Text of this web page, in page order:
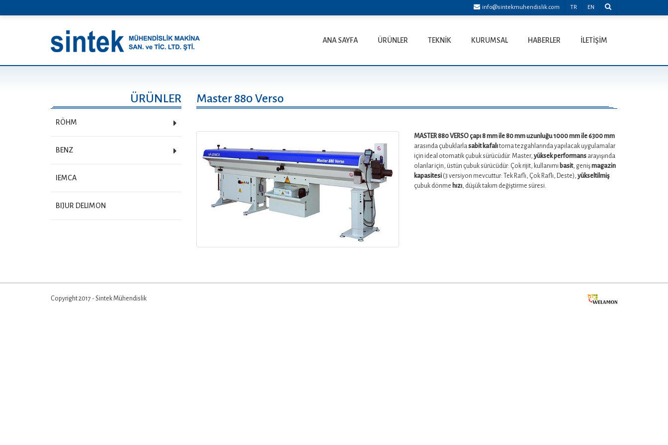
info@sintekmuhendislik.com TR EN
ANA SAYFA ÜRÜNLER TEKNİK KURUMSAL HABERLER İLETİŞİM
ÜRÜNLER
RÖHM
BENZ
IEMCA
BIJUR DELIMON
Master 880 Verso
MASTER 880 VERSO çapı 8 mm ile 80 mm uzunluğu 1000 mm ile 6300 mm
arasında çubuklarlasabit kafalıtorna tezgahlarında yapılacak uygulamalar
için ideal otomatik çubuk sürücüdür. Master,yüksek performans arayışında
olanlar için, üstün çubuk sürücüdür: Çok rijit, kullanımı basit, genişmagazin
kapasitesi (3 versiyon mevcuttur: Tek Raflı, Çok Raflı, Deste),yükseltilmiş
çubuk dönme hızı, düşük takım değiştirme süresi.
Copyright 2017 - Sintek Mühendislik